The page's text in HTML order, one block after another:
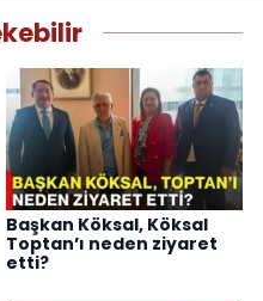
Başkan Köksal, Köksal
Toptan’ı neden ziyaret
etti?